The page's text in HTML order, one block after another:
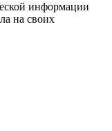
информации
на своих